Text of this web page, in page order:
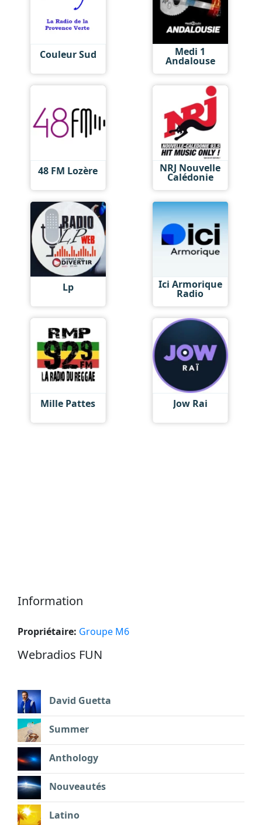
Couleur Sud Medi 1
Andalouse
48 FM Lozère NRJ Nouvelle
Calédonie
Lp Ici Armorique
Radio
Mille Pattes Jow Rai
Information
Propriétaire: Groupe M6
Webradios FUN
David Guetta
Summer
Anthology
Nouveautés
Latino